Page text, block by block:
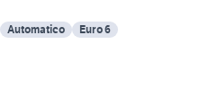
Automatico Euro 6